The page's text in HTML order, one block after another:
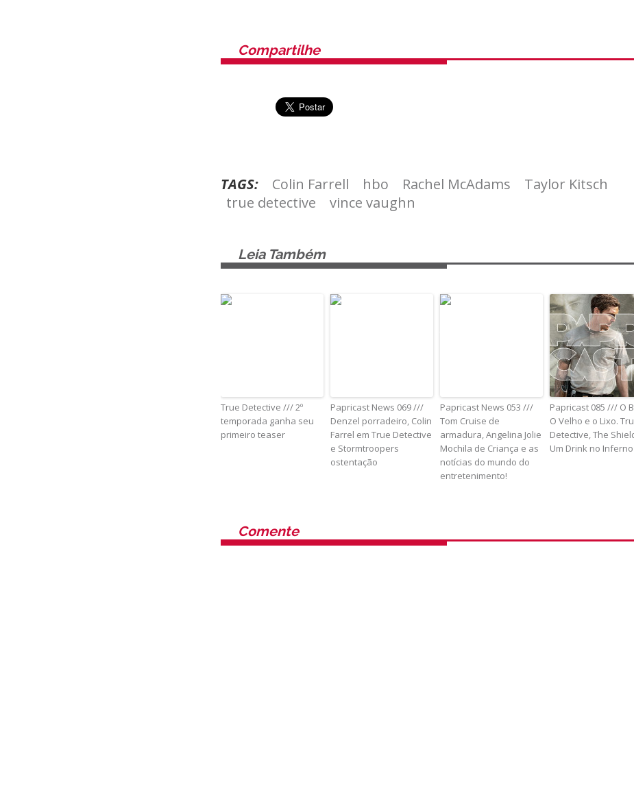
Compartilhe
TAGS: Colin Farrell hbo Rachel McAdams
Taylor Kitsch
true detective
vince vaughn
Leia Também
True Detective /// 2º
temporada ganha seu
primeiro teaser
Papricast News 069 ///
Denzel porradeiro, Colin
Farrel em True Detective
e Stormtroopers
ostentação
Papricast News 053 ///
Tom Cruise de
armadura, Angelina Jolie
Mochila de Criança e as
notícias do mundo do
entretenimento!
Papricast 085 /// O
O Velho e o Lixo.
Detective, The
Um Drink no Inferno
Comente